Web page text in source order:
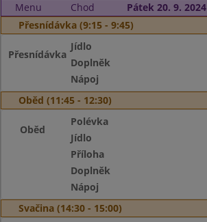
Menu
Chod
Pátek 20. 9. 2024
Přesnídávka (9:15 - 9:45)
Přesnídávka
Jídlo
Doplněk
Nápoj
Oběd (11:45 - 12:30)
Oběd
Polévka
Jídlo
Příloha
Doplněk
Nápoj
Svačina (14:30 - 15:00)